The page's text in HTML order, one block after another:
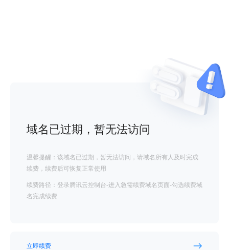
域名已过期，暂无法访问
温馨提醒：该域名已过期，暂无法访问，请域名所有人及时完成
续费，续费后可恢复正常使用
续费路径：登录腾讯云控制台-进入急需续费域名页面-勾选续费域
名完成续费
立即续费